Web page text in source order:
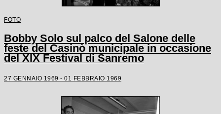
FOTO
Bobby Solo sul palco del Salone delle
feste del Casinò municipale in occasione
del XIX Festival di Sanremo
27 GENNAIO 1969 - 01 FEBBRAIO 1969